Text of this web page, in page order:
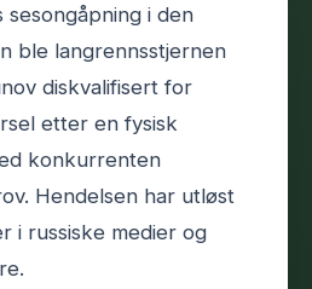
sesongåpning i den
ble langrennsstjernen
diskvalifisert for
etter en fysisk
konkurrenten
Hendelsen har utløst
i russiske medier og